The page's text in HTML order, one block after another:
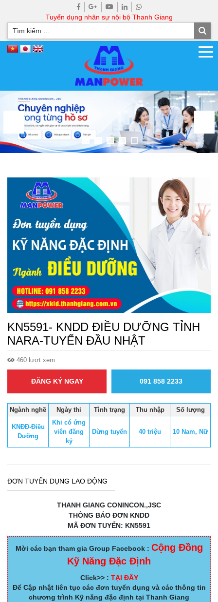
Tuyển dụng nhân sự nội bộ Thanh Giang
KN5591- KNDD ĐIỀU DƯỠNG TỈNH
NARA-TUYỂN ĐẦU NHẬT
460 lượt xem
ĐĂNG KÝ NGAY 091 858 2233
Ngành nghề Ngày thi Tình trạng Thu nhập Số lượng
KNĐĐ-Điều
Dưỡng
Khi có ứng
viên đăng
ký
Dừng tuyển 40 triệu 10 Nam, Nữ
ĐƠN TUYỂN DỤNG LAO ĐỘNG
THANH GIANG CONINCON.,JSC
THÔNG BÁO ĐƠN KNDD
MÃ ĐƠN TUYỂN: KN5591
Mời các bạn tham gia Group Facebook : Cộng Đồng
Kỹ Năng Đặc Định
Click>> : TẠI ĐÂY
Để Cập nhật liên tục các đơn tuyển dụng và các thông tin
chương trình Kỹ năng đặc định tại Thanh Giang